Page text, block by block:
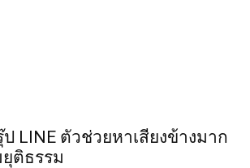
ป LINE ตัวช่วยหาเสียงข้างมาก
ติธรรม